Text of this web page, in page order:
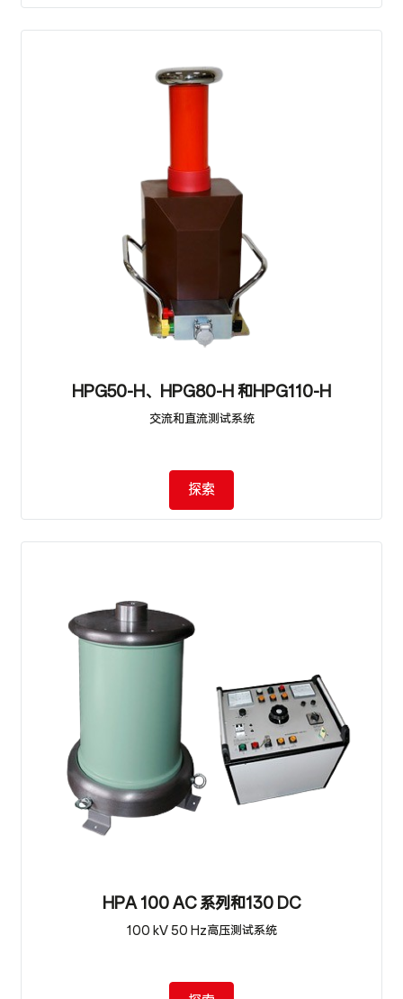
HPG50-H、HPG80-H 和HPG110-H
交流和直流测试系统
探索
HPA 100 AC 系列和130 DC
100 kV 50 Hz高压测试系统